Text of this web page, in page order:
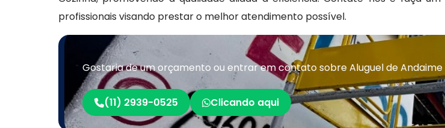
profissionais visando prestar o melhor atendimento possível.
Gostaria de um orçamento ou entrar em contato sobre Aluguel de Andaime
(11) 2939-0525 Clicando aqui